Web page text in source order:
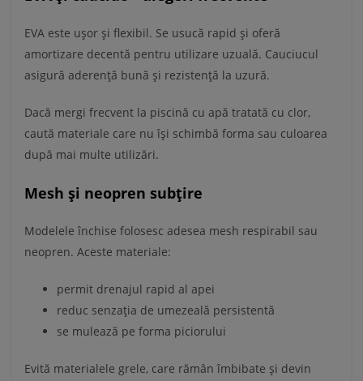
EVA este ușor și flexibil. Se usucă rapid și oferă
amortizare decentă pentru utilizare uzuală. Cauciucul
asigură aderență bună și rezistență la uzură.
Dacă mergi frecvent la piscină cu apă tratată cu clor,
caută materiale care nu își schimbă forma sau culoarea
după mai multe utilizări.
Mesh și neopren subțire
Modelele închise folosesc adesea mesh respirabil sau
neopren. Aceste materiale:
permit drenajul rapid al apei
reduc senzația de umezeală persistentă
se mulează pe forma piciorului
Evită materialele grele, care rămân îmbibate și devin